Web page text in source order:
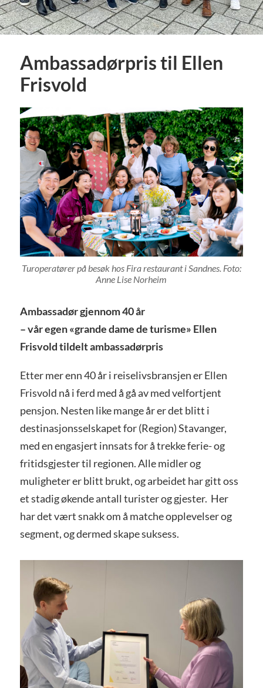
Ambassadørpris til Ellen
Frisvold
Turoperatører på besøk hos Fira restaurant i Sandnes. Foto:
Anne Lise Norheim
Ambassadør gjennom 40 år
– vår egen «grande dame de turisme» Ellen
Frisvold tildelt ambassadørpris
Etter mer enn 40 år i reiselivsbransjen er Ellen
Frisvold nå i ferd med å gå av med velfortjent
pensjon. Nesten like mange år er det blitt i
destinasjonsselskapet for (Region) Stavanger,
med en engasjert innsats for å trekke ferie- og
fritidsgjester til regionen. Alle midler og
muligheter er blitt brukt, og arbeidet har gitt oss
et stadig økende antall turister og gjester. Her
har det vært snakk om å matche opplevelser og
segment, og dermed skape suksess.